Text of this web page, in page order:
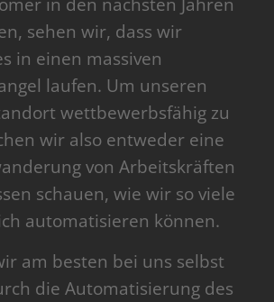
in den nächsten Jahren
sehen wir, dass wir
in einen massiven
laufen. Um unseren
wettbewerbsfähig zu
wir also entweder eine
von Arbeitskräften
schauen, wie wir so viele
automatisieren können.
am besten bei uns selbst
die Automatisierung des